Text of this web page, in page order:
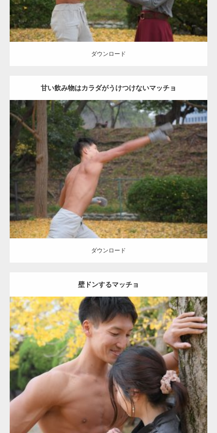
ダウンロード
甘い飲み物はカラダがうけつけないマッチョ
Update:2021.07.8
Category: 公園のマッチョ その他 AKIHITO(細マッチョ) 背中
ダウンロード
ダウンロード
壁ドンするマッチョ
Update: 2021.07.8
Category:公園のマッチョ その他 AKIHITO(細マッチョ) 大胸筋 肩 腹
筋
ダウンロード
【YouTube】マッチョフリー素材メンバーが